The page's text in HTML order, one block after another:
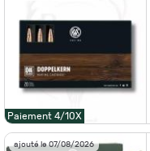
Paiement 4/10X
ajouté le 07/08/2026